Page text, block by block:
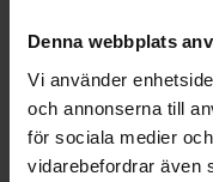
Denna webbplats
Vi använder
och annonserna till
för sociala medier
vidarebefordrar även
kontakt